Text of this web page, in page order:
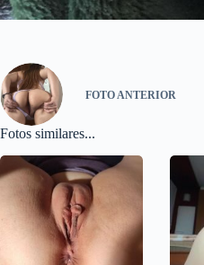
FOTOANTERIOR
Fotos similares...